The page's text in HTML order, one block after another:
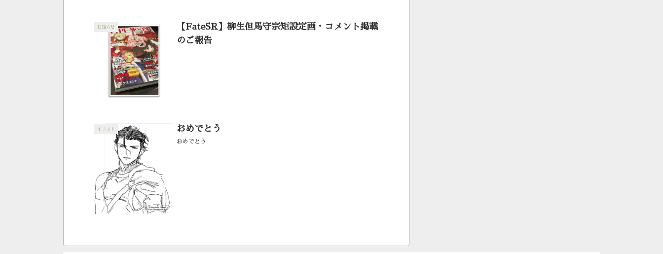
お知らせ
【FateSR】柳生但馬守宗矩設定画・コメント掲載
のご報告
イラスト おめでとう
おめでとう